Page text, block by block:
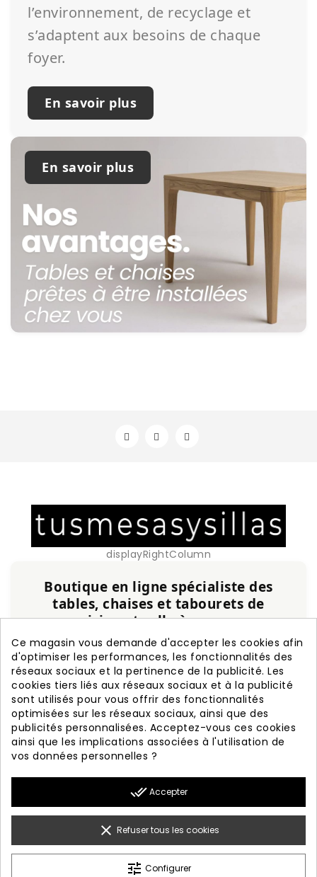
l’environnement, de recyclage et
s’adaptent aux besoins de chaque
foyer.
En savoir plus
En savoir plus
displayRightColumn
Boutique en ligne spécialiste des
tables, chaises et tabourets de
cuisine et salle à manger
Service personnalisé, expérience et qualité
garanties.
+20 ans d'expérience
Fabrication nationale
Garantie de 3 ans
Livraison rapide
PRODUITS 

INFORMATION 
Ce magasin vous demande d'accepter les cookies afin
d'optimiser les performances, les fonctionnalités des
réseaux sociaux et la pertinence de la publicité. Les
cookies tiers liés aux réseaux sociaux et à la publicité
sont utilisés pour vous offrir des fonctionnalités
optimisées sur les réseaux sociaux, ainsi que des
publicités personnalisées. Acceptez-vous ces cookies
ainsi que les implications associées à l'utilisation de
vos données personnelles ?
done_all Accepter
clear Refuser tous les cookies
tune Configurer